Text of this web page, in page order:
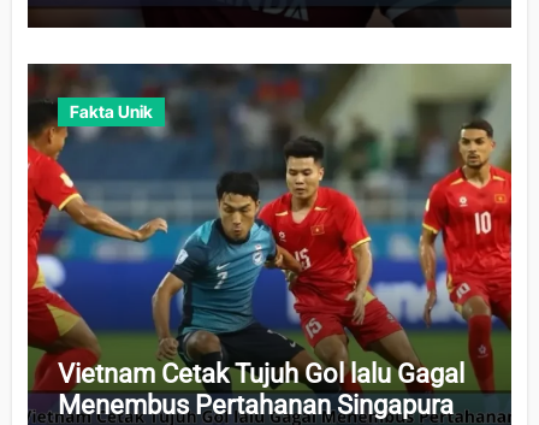
Fakta Unik
Vietnam Cetak Tujuh Gol lalu Gagal
Menembus Pertahanan Singapura